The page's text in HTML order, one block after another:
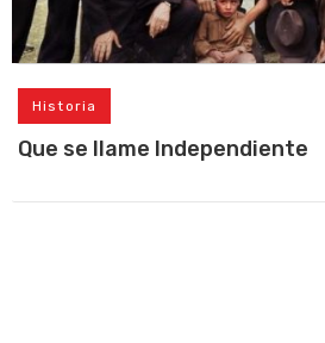
Historia
Que se llame Independiente